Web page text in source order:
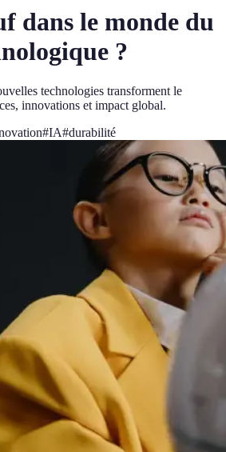
dans le monde du
?
technologies transforment le
innovations et impact global.
#IA#durabilité